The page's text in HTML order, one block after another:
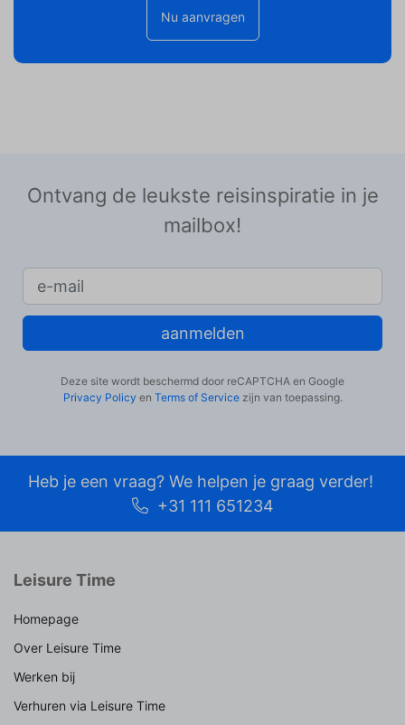
Nu aanvragen
Ontvang de leukste reisinspiratie in je
mailbox!
aanmelden
Deze site wordt beschermd door reCAPTCHA en Google
Privacy Policy en Terms of Servicezijn van toepassing.
Heb je een vraag? We helpen je graag verder!
+31 111 651234
Leisure Time
Homepage
Over Leisure Time
Werken bij
Verhuren via Leisure Time